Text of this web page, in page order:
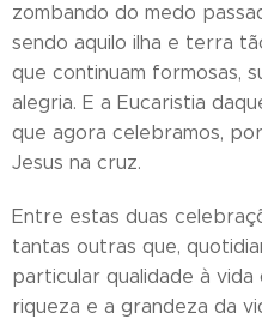
zombando do medo
sendo aquilo ilha e terra
que continuam formosas,
alegria. E a Eucaristia
que agora celebramos,
Jesus na cruz.
Entre estas duas
tantas outras que,
particular qualidade à vida
riqueza e a grandeza da